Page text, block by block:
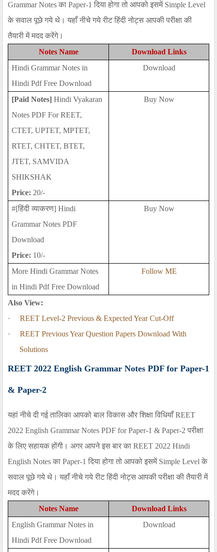
Grammar Notes का Paper-1 दिया होगा तो आपको इसमेंSimple Level
के सवाल पूछे गये थे। यहाँ नीचे गये रीट हिंदी नोट्स आपकी परीक्षा की
तैयारी में मदद करेंगे।
Notes Name
Download Links
Hindi Grammar Notes in
Hindi Pdf Free Download
Download
[Paid Notes] Hindi Vyakaran
Notes PDF For REET,
CTET, UPTET, MPTET,
RTET, CHTET, BTET,
JTET, SAMVIDA
SHIKSHAK
Price: 20/-
Buy Now
#[हिंदी व्याकरण] Hindi
Grammar Notes PDF
Download
Price: 10/-
Buy Now
More Hindi Grammar Notes
in Hindi Pdf Free Download
Follow ME
Also View:
·
REET Level-2 Previous & Expected Year Cut-Off
·
REET Previous Year Question Papers Download With
Solutions
REET 2022 English Grammar Notes PDF for Paper-1
& Paper-2
यहां नीचे दी गई तालिका आपको बाल विकास और शिक्षा विधियाँ REET
2022 English Grammar Notes PDF for Paper-1 & Paper-2 परीक्षा
के लिए सहायक होंगी। अगर आपने इस बार का REET 2022 Hindi
English Notes का Paper-1 दिया होगा तो आपको इसमेंSimple Level के
सवाल पूछे गये थे। यहाँ नीचे गये रीट हिंदी नोट्स आपकी परीक्षा की तैयारी में
मदद करेंगे।
Notes Name
Download Links
English Grammar Notes in
Hindi Pdf Free Download
Download